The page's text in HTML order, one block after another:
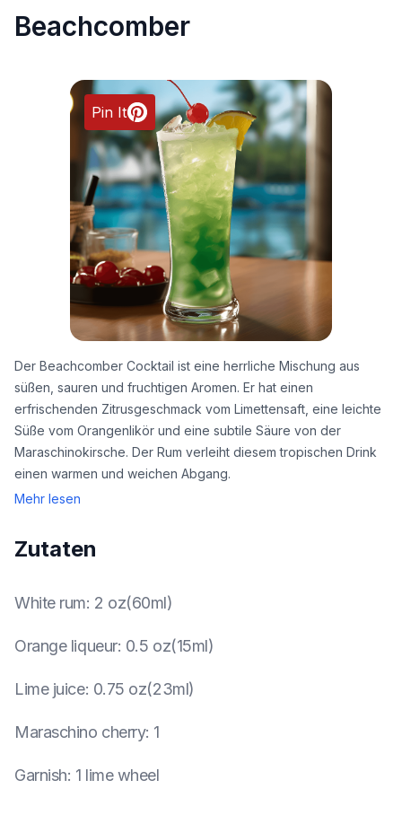
Beachcomber
Pin It
Der Beachcomber Cocktail ist eine herrliche Mischung aus
süßen, sauren und fruchtigen Aromen. Er hat einen
erfrischenden Zitrusgeschmack vom Limettensaft, eine leichte
Süße vom Orangenlikör und eine subtile Säure von der
Maraschinokirsche. Der Rum verleiht diesem tropischen Drink
einen warmen und weichen Abgang.
Mehr lesen
Zutaten
White rum: 2 oz(60ml)
Orange liqueur: 0.5 oz(15ml)
Lime juice: 0.75 oz(23ml)
Maraschino cherry: 1
Garnish: 1 lime wheel